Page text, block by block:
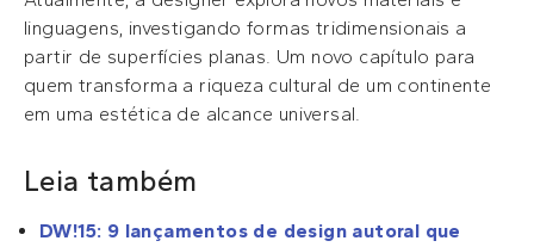
linguagens, investigando formas tridimensionais a
partir de superfícies planas. Um novo capítulo para
quem transforma a riqueza cultural de um continente
em uma estética de alcance universal.
Leia também
DW!15: 9 lançamentos de design autoral que